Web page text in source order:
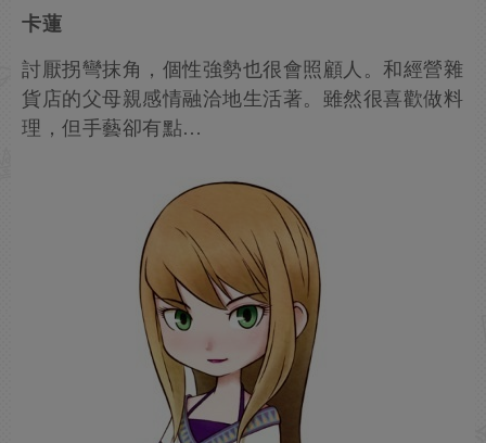
卡蓮
討厭拐彎抹角，個性強勢也很會照顧人。和經營雜
貨店的父母親感情融洽地生活著。雖然很喜歡做料
理，但手藝卻有點…